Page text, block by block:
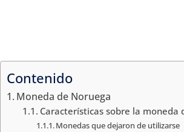
Contenido
Moneda de Noruega
Características sobre la moneda
Monedas que dejaron de utilizarse